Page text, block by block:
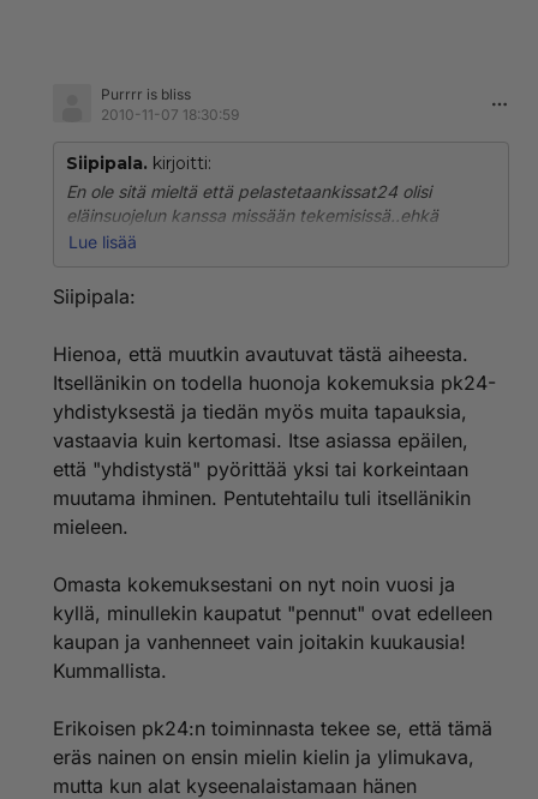
Purrrr is bliss
2010-11-07 18:30:59
Siipipala. kirjoitti:
En ole sitä mieltä että pelastetaankissat24 olisi
eläinsuojelun kanssa missään tekemisissä..ehkä
toisena puolena, pahimmillaan pentutehtaana.
Tiedän oman yhteydenottoni lisäksi pari muuta
kauppaa jotka on menneet pipariksi myyjän
arkojen kissojen välittämisen ja kyttäämisen takia.
Minulle ei aikoinan suostunut pentua myymään koska
olen niin "vaarallisessa iässä ja teen kuitenkin lapsia"
(WTF? olen 27 eikä lisääntyminen ole suunnitelmissa
vielä pitkään aikaan tai koskaan..) Kaikkea muutakin
kuraa sain puhelimessa kuulla.
katsomaan, se tuotiin kotia. Pennulla oli Giardia, sekä
korvapunkki, lisaksi kaverini epäili kissaa kuukautta
paria vanhemmaksi kun alunperin oli sanottu. Pentu oli
niin arka ja sairas että ystäväni otti eläinlääkärin lisäksi
yhteyden paikkaan josta kissa tuotiin. Nainen syytti
ihme syystä koeajalla niin nainen tuli hakemaan kissan
pois tätä ennen nainen soitteli usein, huusi ja haukkui
puhelimessa.
Lue lisää
Siipipala:
Hienoa, että muutkin avautuvat tästä aiheesta.
Itsellänikin on todella huonoja kokemuksia pk24-
yhdistyksestä ja tiedän myös muita tapauksia,
vastaavia kuin kertomasi. Itse asiassa epäilen,
että "yhdistystä" pyörittää yksi tai korkeintaan
muutama ihminen. Pentutehtailu tuli itsellänikin
mieleen.
Omasta kokemuksestani on nyt noin vuosi ja
kyllä, minullekin kaupatut "pennut" ovat edelleen
kaupan ja vanhenneet vain joitakin kuukausia!
Kummallista.
Erikoisen pk24:n toiminnasta tekee se, että tämä
eräs nainen on ensin mielin kielin ja ylimukava,
mutta kun alat kyseenalaistamaan hänen